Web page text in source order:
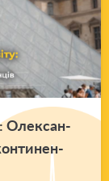
Оле­ксан­